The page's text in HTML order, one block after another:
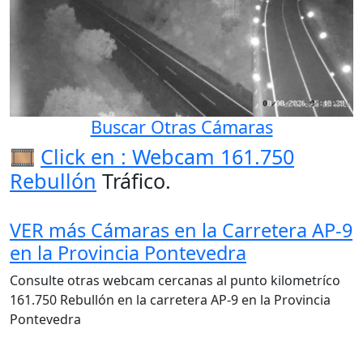
Buscar Otras Cámaras
🎞️ Click en : Webcam 161.750
Rebullón Tráfico.
VER más Cámaras en la Carretera AP-9
en la Provincia Pontevedra
Consulte otras webcam cercanas al punto kilometríco
161.750 Rebullón en la carretera AP-9 en la Provincia
Pontevedra